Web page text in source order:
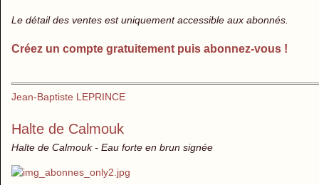
Le détail des ventes est uniquement accessible aux abonnés.
Créez un compte gratuitement puis abonnez-vous !
Jean-Baptiste LEPRINCE
Halte de Calmouk
Halte de Calmouk - Eau forte en brun signée